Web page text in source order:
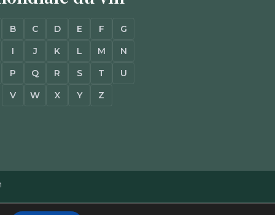
B C D E F
G
I
J K L M
N
P
Q R S T
U
V
W X Y Z
Légales–